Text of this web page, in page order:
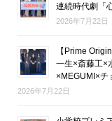
2026年7月22日
【Prime
一生×斎藤工×
×MEGUMI×チ
2026年7月22日